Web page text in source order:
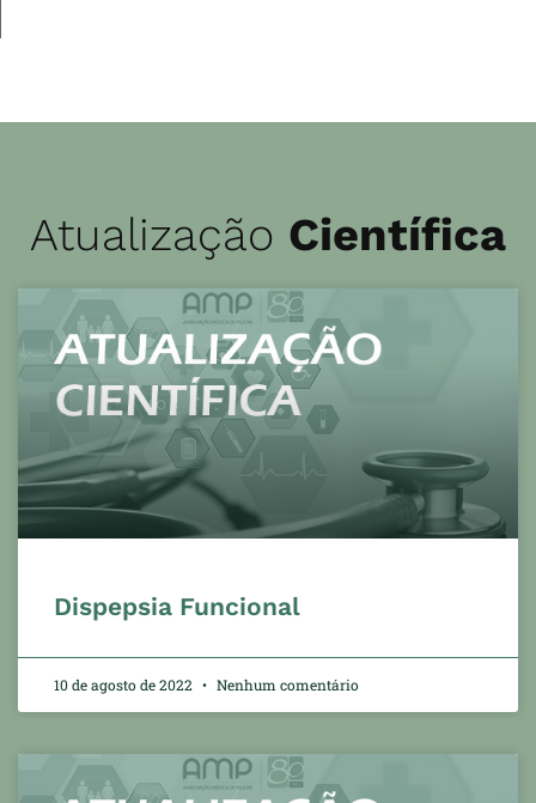
Atualização Científica
Dispepsia Funcional
10 de agosto de 2022 Nenhum comentário